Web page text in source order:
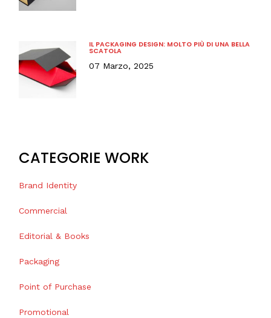
IL PACKAGING DESIGN: MOLTO PIÙ DI UNA BELLA
SCATOLA
07 Marzo, 2025
CATEGORIE WORK
Brand Identity
Commercial
Editorial & Books
Packaging
Point of Purchase
Promotional